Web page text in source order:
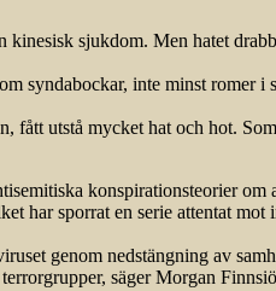
sjukdom. Men hatet
synda­bockar, inte minst romer
utstå mycket hat och hot.
konspirationsteorier
har sporrat en serie attentat
genom nedstängning av
säger Morgan